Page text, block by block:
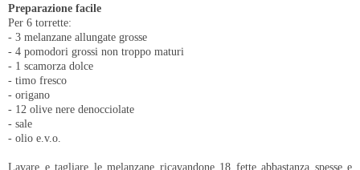
Preparazione facile
Per 6 torrette:
- 3 melanzane allungate grosse
- 4 pomodori grossi non troppo maturi
- 1 scamorza dolce
- timo fresco
- origano
- 12 olive nere denocciolate
- sale
- olio e.v.o.
Lavare e tagliare le melanzane ricavandone 18 fette abbastanza spesse e